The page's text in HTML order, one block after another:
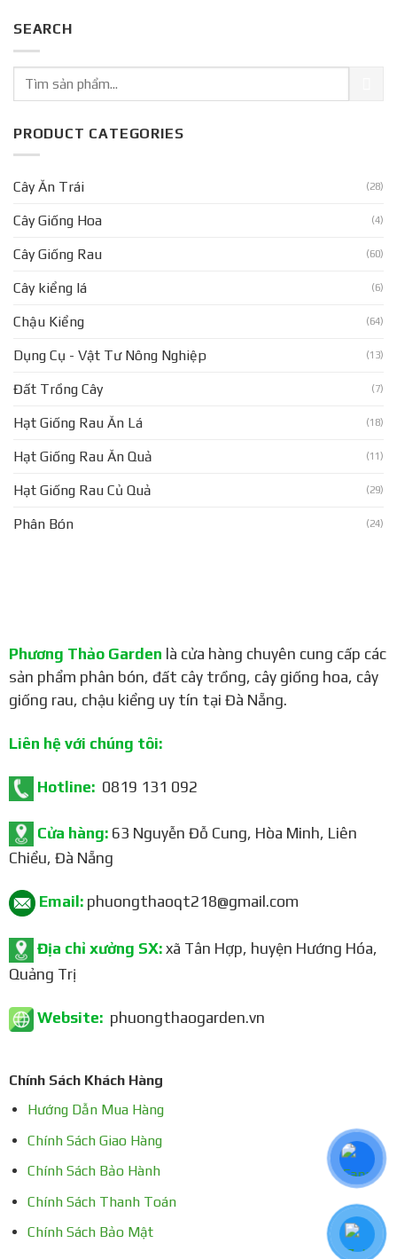
SEARCH
PRODUCT CATEGORIES
Cây Ăn Trái (28)
Cây Giống Hoa (4)
Cây Giống Rau (60)
Cây kiểng lá (6)
Chậu Kiểng (64)
Dụng Cụ - Vật Tư Nông Nghiệp (13)
Đất Trồng Cây (7)
Hạt Giống Rau Ăn Lá (18)
Hạt Giống Rau Ăn Quả (11)
Hạt Giống Rau Củ Quả (29)
Phân Bón (24)
Phương Thảo Garden là cửa hàng chuyên cung cấp các
sản phẩm phân bón, đất cây trồng, cây giống hoa, cây
giống rau, chậu kiểng uy tín tại Đà Nẵng.
Liên hệ với chúng tôi:
Hotline:0819 131 092
Cửa hàng:63 Nguyễn Đỗ Cung, Hòa Minh, Liên
Chiểu, Đà Nẵng
Email:phuongthaoqt218@gmail.com
Địa chỉ xưởng SX:xã Tân Hợp, huyện Hướng Hóa,
Quảng Trị
Website:phuongthaogarden.vn
Chính Sách Khách Hàng
Hướng Dẫn Mua Hàng
Chính Sách Giao Hàng
Chính Sách Bảo Hành
Chính Sách Thanh Toán
Chính Sách Bảo Mật